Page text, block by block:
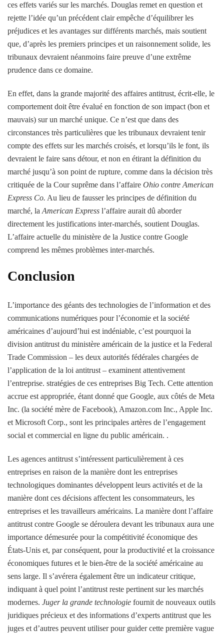
ces effets variés sur les marchés. Douglas remet en question et
rejette l’idée qu’un précédent clair empêche d’équilibrer les
préjudices et les avantages sur différents marchés, mais soutient
que, d’après les premiers principes et un raisonnement solide, les
tribunaux devraient néanmoins faire preuve d’une extrême
prudence dans ce domaine.
En effet, dans la grande majorité des affaires antitrust, écrit-elle, le
comportement doit être évalué en fonction de son impact (bon et
mauvais) sur un marché unique. Ce n’est que dans des
circonstances très particulières que les tribunaux devraient tenir
compte des effets sur les marchés croisés, et lorsqu’ils le font, ils
devraient le faire sans détour, et non en étirant la définition du
marché jusqu’à son point de rupture, comme dans la décision très
critiquée de la Cour suprême dans l’affaire Ohio contre American
Express Co. Au lieu de fausser les principes de définition du
marché, la American Express l’affaire aurait dû aborder
directement les justifications inter-marchés, soutient Douglas.
L’affaire actuelle du ministère de la Justice contre Google
comprend les mêmes problèmes inter-marchés.
Conclusion
L’importance des géants des technologies de l’information et des
communications numériques pour l’économie et la société
américaines d’aujourd’hui est indéniable, c’est pourquoi la
division antitrust du ministère américain de la justice et la Federal
Trade Commission – les deux autorités fédérales chargées de
l’application de la loi antitrust – examinent attentivement
l’entreprise. stratégies de ces entreprises Big Tech. Cette attention
accrue est appropriée, étant donné que Google, aux côtés de Meta
Inc. (la société mère de Facebook), Amazon.com Inc., Apple Inc.
et Microsoft Corp., sont les principales artères de l’engagement
social et commercial en ligne du public américain. .
Les agences antitrust s’intéressent particulièrement à ces
entreprises en raison de la manière dont les entreprises
technologiques dominantes développent leurs activités et de la
manière dont ces décisions affectent les consommateurs, les
entreprises et les travailleurs américains. La manière dont l’affaire
antitrust contre Google se déroulera devant les tribunaux aura une
importance démesurée pour la compétitivité économique des
États-Unis et, par conséquent, pour la productivité et la croissance
économiques futures et le bien-être de la société américaine au
sens large. Il s’avérera également être un indicateur critique,
indiquant à quel point l’antitrust reste pertinent sur les marchés
modernes. Juger la grande technologie fournit de nouveaux outils
juridiques précieux et des informations d’experts antitrust que les
juges et d’autres peuvent utiliser pour guider cette première vague